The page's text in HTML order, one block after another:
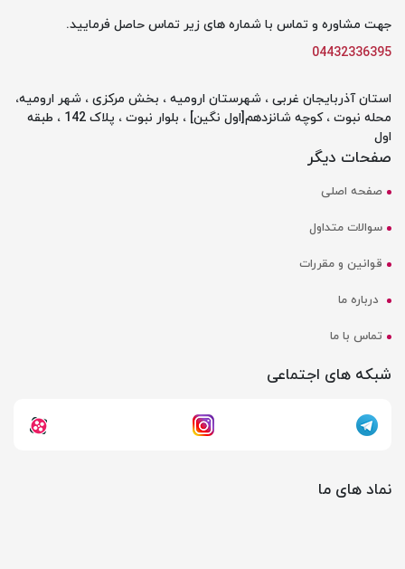
جهت مشاوره و تماس با شماره های زیر تماس حاصل فرمایید.
04432336395
استان آذربایجان غربی ، شهرستان ارومیه ، بخش مرکزی ، شهر ارومیه،
محله نبوت ، کوچه شانزدهم[اول نگین] ، بلوار نبوت ، پلاک 142 ، طبقه
اول
صفحات دیگر
صفحه اصلی
سوالات متداول
قوانین و مقررات
درباره ما
تماس با ما
شبکه های اجتماعی
نماد های ما